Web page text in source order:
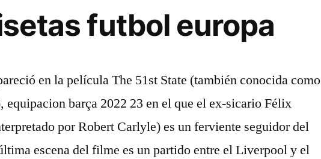
futbol europa
en la película The 51st State (también conocida como
equipacion barça 2022 23 en el que el ex-sicario Félix
por Robert Carlyle) es un ferviente seguidor del
escena del filme es un partido entre el Liverpool y el